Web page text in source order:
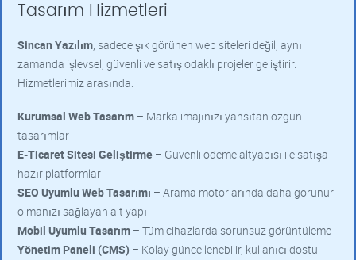
Tasarım Hizmetleri
Sincan Yazılım, sadece şık görünen web siteleri değil, aynı
zamanda işlevsel, güvenli ve satış odaklı projeler geliştirir.
Hizmetlerimiz arasında:
Kurumsal Web Tasarım – Marka imajınızı yansıtan özgün
tasarımlar
E-Ticaret Sitesi Geliştirme – Güvenli ödeme altyapısı ile satışa
hazır platformlar
SEO Uyumlu Web Tasarımı – Arama motorlarında daha görünür
olmanızı sağlayan alt yapı
Mobil Uyumlu Tasarım – Tüm cihazlarda sorunsuz görüntüleme
Yönetim Paneli (CMS) – Kolay güncellenebilir, kullanıcı dostu